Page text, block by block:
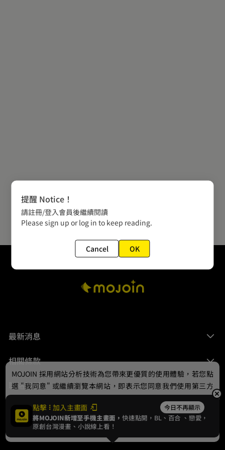
最新消息
相關條款
聯絡我們
© 2024 gamania Digital Entertainment Co., Ltd.
點擊 加入主畫面 今日不再顯示
將MOJOIN新增至手機主畫面，快速點開，BL、 百合 、戀愛，
原創台灣漫畫、小說線上看！
MOJOIN 採用網站分析技術為您帶來更優質的使用體驗，若您點
選 "我同意" 或繼續瀏覽本網站，即表示您同意我們使用第三方
Cookie，欲瞭解更多資訊請見隱私權政策。
我同意
提醒 Notice！
請註冊/登入會員後繼續閱讀
Please sign up or log in to keep reading.
Cancel OK